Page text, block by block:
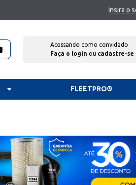
Insira o
Acessando como convidado
Faça o login ou cadastre-se
FLEETPRO®